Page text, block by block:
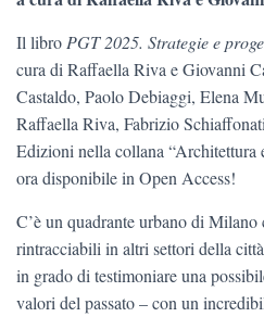
Il libro PGT 2025. Strategie e
cura di Raffaella Riva e Giovanni
Castaldo, Paolo Debiaggi, Elena
Raffaella Riva, Fabrizio
Edizioni nella collana “Architettura
ora disponibile in Open Access!
C’è un quadrante urbano di Milano
rintracciabili in altri settori della
in grado di testimoniare una
valori del passato – con un